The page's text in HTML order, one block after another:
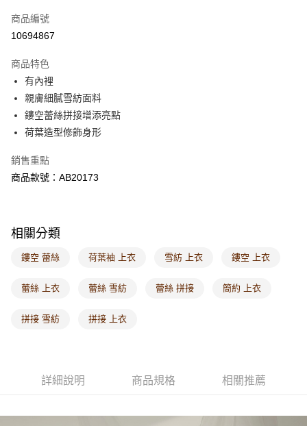
萊爾富取貨付款
付款後萊爾富取貨
每筆NT$60，滿NT$1,000(含以上)免運費
7-11取貨付款
每筆NT$60，滿NT$1,000(含以上)免運費
付款後7-11取貨
每筆NT$60，滿NT$1,000(含以上)免運費
每筆NT$120，滿NT$1,000(含以上)免運費
付款後門市自取
海外配送-港/澳/新/馬/泰國專屬 查看運費
海外配送-其他亞洲地區
商品編號
10694867
商品特色
有內裡
親膚細膩雪紡面料
鏤空蕾絲拼接增添亮點
荷葉造型修飾身形
銷售重點
商品款號：AB20173
相關分類
鏤空 蕾絲 荷葉袖 上衣 雪紡 上衣 鏤空 上衣
蕾絲 上衣 蕾絲 雪紡 蕾絲 拼接 簡約 上衣
拼接 雪紡 拼接 上衣
詳細說明 商品規格 相關推薦